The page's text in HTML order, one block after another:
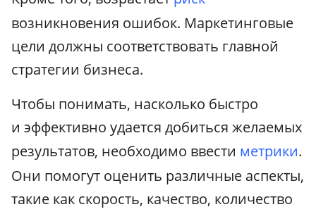
возникновения ошибок. Маркетинговые
цели должны соответствовать главной
стратегии бизнеса.
Чтобы понимать, насколько быстро
и эффективно удается добиться желаемых
результатов, необходимо ввести метрики.
Они помогут оценить различные аспекты,
такие как скорость, качество, количество